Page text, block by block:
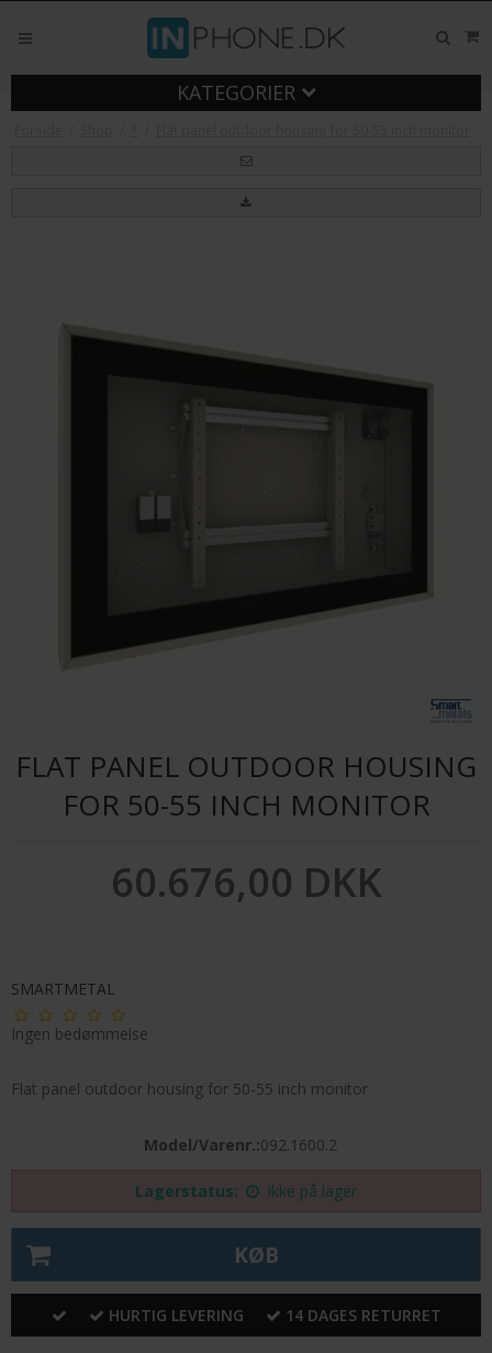
KATEGORIER
FLAT PANEL OUTDOOR HOUSING
FOR 50-55 INCH MONITOR
60.676,00 DKK
SMARTMETAL
Ingen bedømmelse
Flat panel outdoor housing for 50-55 inch monitor
Model/Varenr.:092.1600.2
Lagerstatus: Ikke på lager
KØB
HURTIG LEVERING 14 DAGES RETURRET